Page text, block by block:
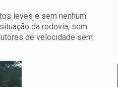
leves e sem nenhum
da rodovia, sem
de velocidade sem